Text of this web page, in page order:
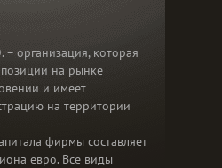
– организация, которая
на рынке
и имеет
на территории
фирмы составляет
евро. Все виды